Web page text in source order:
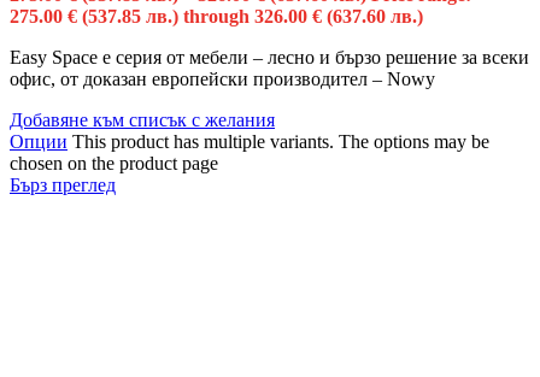
275.00 € (537.85 лв.) through 326.00 € (637.60 лв.)
Easy Space е серия от мебели – лесно и бързо решение за всеки
офис, от доказан европейски производител – Nowy
Добавяне към списък с желания
Опции This product has multiple variants. The options may be
chosen on the product page
Бърз преглед